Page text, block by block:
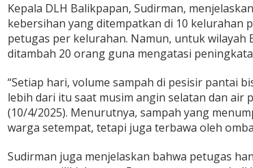
Kepala DLH Balikpapan, Sudirman,
kebersihan yang ditempatkan di 10 kelurahan
petugas per kelurahan. Namun, untuk wilayah
ditambah 20 orang guna mengatasi
“Setiap hari, volume sampah di pesisir pantai
lebih dari itu saat musim angin selatan dan air
(10/4/2025). Menurutnya, sampah yang
warga setempat, tetapi juga terbawa oleh
Sudirman juga menjelaskan bahwa petugas